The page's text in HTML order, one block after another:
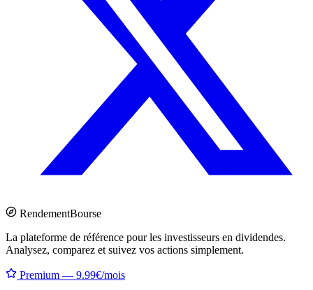
RendementBourse
La plateforme de référence pour les investisseurs en dividendes.
Analysez, comparez et suivez vos actions simplement.
Premium — 9.99€/mois